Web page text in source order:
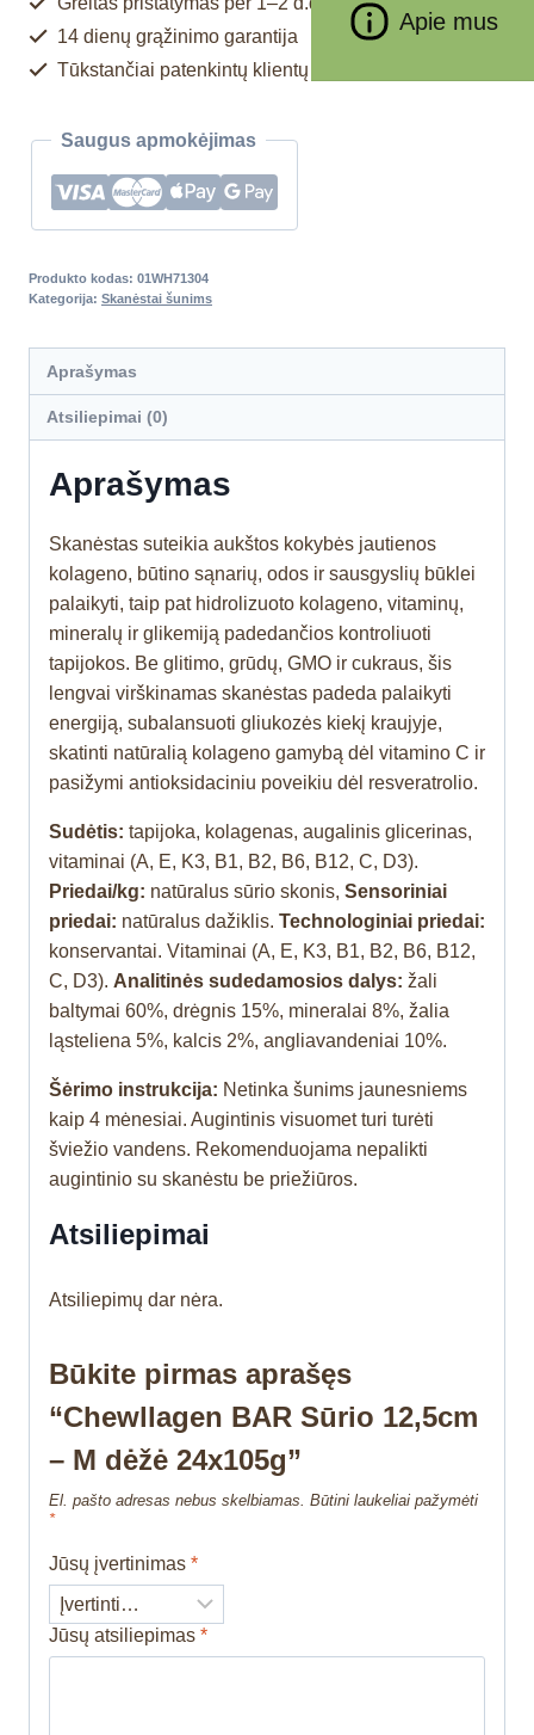
Apie mus
14 dienų grąžinimo garantija
Tūkstančiai patenkintų klientų
Saugus apmokėjimas
Produkto kodas: 01WH71304
Kategorija: Skanėstai šunims
Aprašymas
Atsiliepimai (0)
Aprašymas
Skanėstas suteikia aukštos kokybės jautienos
kolageno, būtino sąnarių, odos ir sausgyslių būklei
palaikyti, taip pat hidrolizuoto kolageno, vitaminų,
mineralų ir glikemiją padedančios kontroliuoti
tapijokos. Be glitimo, grūdų, GMO ir cukraus, šis
lengvai virškinamas skanėstas padeda palaikyti
energiją, subalansuoti gliukozės kiekį kraujyje,
skatinti natūralią kolageno gamybą dėl vitamino C ir
pasižymi antioksidaciniu poveikiu dėl resveratrolio.
Sudėtis: tapijoka, kolagenas, augalinis glicerinas,
vitaminai (A, E, K3, B1, B2, B6, B12, C, D3).
Priedai/kg: natūralus sūrio skonis, Sensoriniai
priedai: natūralus dažiklis. Technologiniai priedai:
konservantai. Vitaminai (A, E, K3, B1, B2, B6, B12,
C, D3). Analitinės sudedamosios dalys: žali
baltymai 60%, drėgnis 15%, mineralai 8%, žalia
ląsteliena 5%, kalcis 2%, angliavandeniai 10%.
Šėrimo instrukcija: Netinka šunims jaunesniems
kaip 4 mėnesiai. Augintinis visuomet turi turėti
šviežio vandens. Rekomenduojama nepalikti
augintinio su skanėstu be priežiūros.
Atsiliepimai
Atsiliepimų dar nėra.
Būkite pirmas aprašęs
“Chewllagen BAR Sūrio 12,5cm
– M dėžė 24x105g”
El. pašto adresas nebus skelbiamas. Būtini laukeliai pažymėti
*
Jūsų įvertinimas *
Jūsų atsiliepimas *